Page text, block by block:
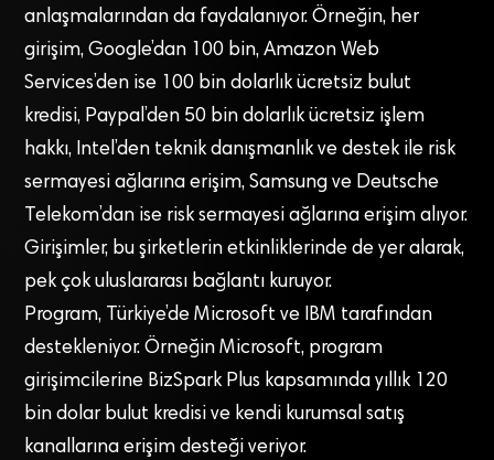
anlaşmalarından da faydalanıyor. Örneğin, her
girişim, Google’dan 100 bin, Amazon Web
Services’den ise 100 bin dolarlık ücretsiz bulut
kredisi, Paypal’den 50 bin dolarlık ücretsiz işlem
hakkı, Intel’den teknik danışmanlık ve destek ile risk
sermayesi ağlarına erişim, Samsung ve Deutsche
Telekom’dan ise risk sermayesi ağlarına erişim alıyor.
Girişimler, bu şirketlerin etkinliklerinde de yer alarak,
pek çok uluslararası bağlantı kuruyor.
Program, Türkiye’de Microsoft ve IBM tarafından
destekleniyor. Örneğin Microsoft, program
girişimcilerine BizSpark Plus kapsamında yıllık 120
bin dolar bulut kredisi ve kendi kurumsal satış
kanallarına erişim desteği veriyor.